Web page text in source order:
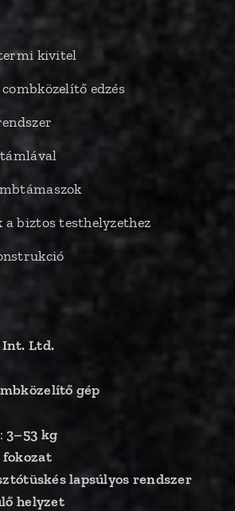
kivitel
edzés
a biztos testhelyzethez
Ltd.
gép
3–53 kg
fokozat
lapsúlyos rendszer
helyzet